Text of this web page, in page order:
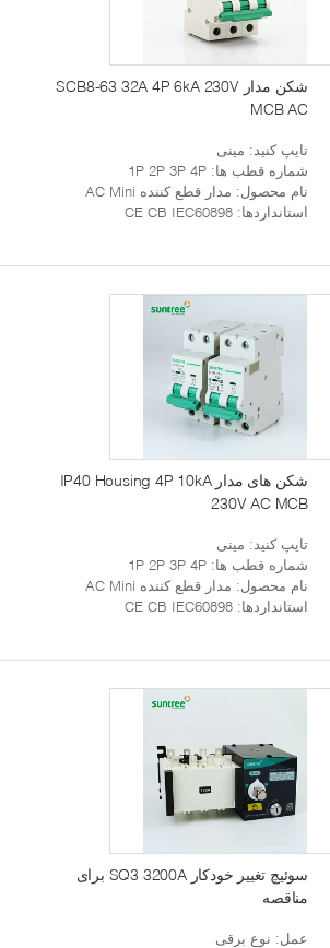
شکن مدار SCB8-63 32A 4P 6kA 230V
MCB AC
تایپ کنید: مینی
شماره قطب ها: 1P 2P 3P 4P
نام محصول: مدار قطع کننده AC Mini
استانداردها: CE CB IEC60898
شکن های مدار IP40 Housing 4P 10kA
230V AC MCB
تایپ کنید: مینی
شماره قطب ها: 1P 2P 3P 4P
نام محصول: مدار قطع کننده AC Mini
استانداردها: CE CB IEC60898
سوئیچ تغییر خودکار SQ3 3200A برای
مناقصه
عمل: نوع برقی